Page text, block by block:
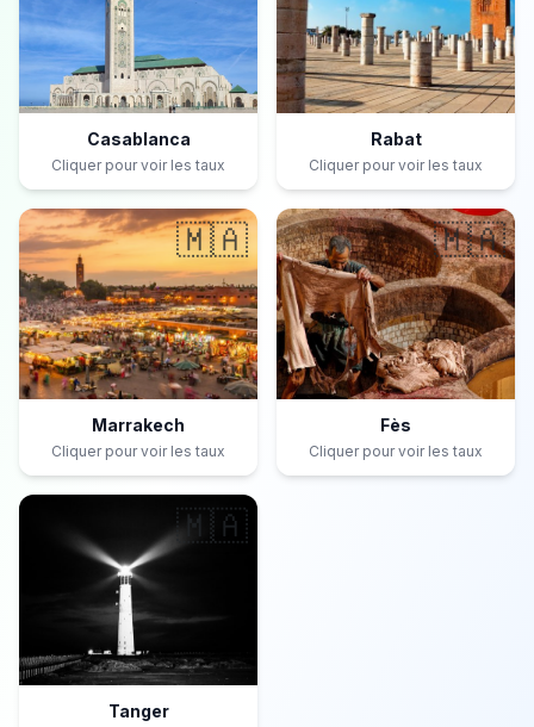
Casablanca
Cliquer pour voir les taux
Rabat
Cliquer pour voir les taux
🇲🇦
Marrakech
Cliquer pour voir les taux
🇲🇦
Fès
Cliquer pour voir les taux
🇲🇦
Tanger